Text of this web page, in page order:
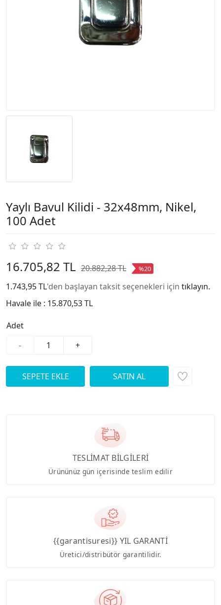
Yaylı Bavul Kilidi - 32x48mm, Nikel,
100 Adet
16.705,82 TL 20.882,28 TL %20
1.743,95 TL'den başlayan taksit seçenekleri için tıklayın.
Havale ile : 15.870,53 TL
Adet
-
+
TESLİMAT BİLGİLERİ
Ürününüz gün içerisinde teslim edilir
{{garantisuresi}} YIL GARANTİ
Üretici/distribütör garantilidir.